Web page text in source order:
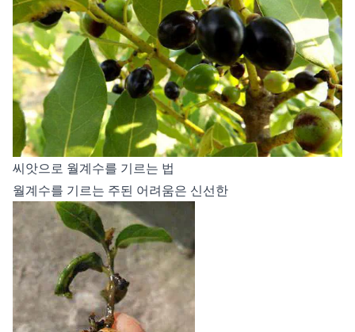
씨앗으로 월계수를 기르는 법
월계수를 기르는 주된 어려움은 신선한